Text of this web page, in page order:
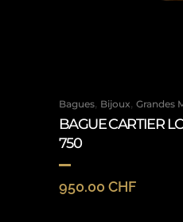
Bagues, Bijoux, Grandes
BAGUE CARTIER
750
950.00 CHF